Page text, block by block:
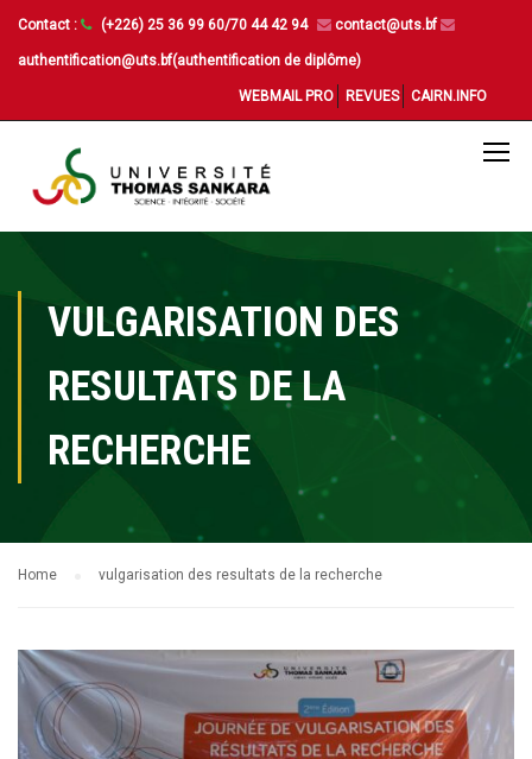
Contact : (+226) 25 36 99 60/70 44 42 94 contact@uts.bf
authentification@uts.bf(authentification de diplôme)
WEBMAIL PRO REVUES CAIRN.INFO
VULGARISATION DES
RESULTATS DE LA
RECHERCHE
Home vulgarisation des resultats de la recherche